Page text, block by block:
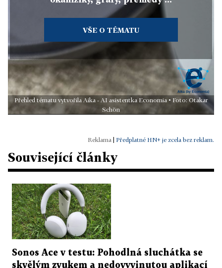
VŠE O TÉMATU
Přehled tématu vytvořila Aika - AI asistentka Economia • Foto: Otakar
Schön
| Předplatné HN+ je zcela bez reklam.
Související články
Sonos Ace v testu: Pohodlná sluchátka se
skvělým zvukem a nedovyvinutou aplikací